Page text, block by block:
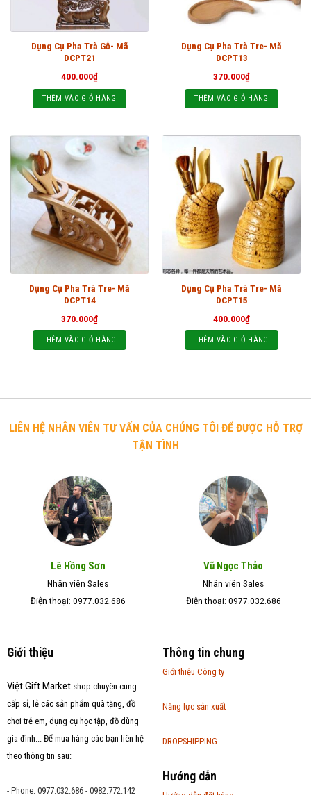
Dụng Cụ Pha Trà Gỗ- Mã
DCPT21
400.000₫
THÊM VÀO GIỎ HÀNG
Dụng Cụ Pha Trà Tre- Mã
DCPT13
370.000₫
THÊM VÀO GIỎ HÀNG
Dụng Cụ Pha Trà Tre- Mã
DCPT14
370.000₫
THÊM VÀO GIỎ HÀNG
Dụng Cụ Pha Trà Tre- Mã
DCPT15
400.000₫
THÊM VÀO GIỎ HÀNG
LIÊN HỆ NHÂN VIÊN TƯ VẤN CỦA CHÚNG TÔI ĐỂ ĐƯỢC HỖ TRỢ
TẬN TÌNH
Lê Hồng Sơn
Nhân viên Sales
Điện thoại: 0977.032.686
Vũ Ngọc Thảo
Nhân viên Sales
Điện thoại: 0977.032.686
Giới thiệu
Việt Gift Marketshop chuyên cung
cấp sỉ, lẻ các sản phẩm quà tặng, đồ
chơi trẻ em, dụng cụ học tập, đồ dùng
gia đình... Để mua hàng các bạn liên hệ
theo thông tin sau:
- Phone: 0977.032.686 - 0982.772.142
Thông tin chung
Giới thiệu Công ty
Năng lực sản xuất
DROPSHIPPING
Hướng dẫn